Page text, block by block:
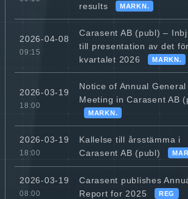
results
MARKN.
2026-04-08
09:15
Carasent AB (publ) –
till presentation av det
kvartalet 2026
MARKN.
2026-03-19
18:00
Notice of Annual General
Meeting in Carasent AB
MARKN.
2026-03-19
18:00
Kallelse till årsstämma i
Carasent AB (publ)
2026-03-19
08:00
Carasent publishes
Report for 2025
REG